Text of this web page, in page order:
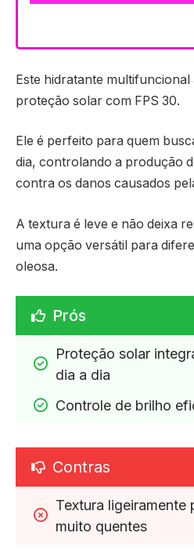
Este hidratante
proteção solar com FPS 30.
Ele é perfeito para quem
dia, controlando a produção
contra os danos causados
A textura é leve e não deixa
uma opção versátil para
oleosa.
Prós
Proteção solar
dia a dia
Controle de brilho
Contras
Textura ligeiramente
muito quentes